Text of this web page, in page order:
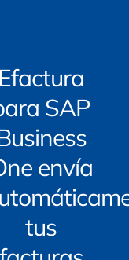
Efactura
SAP
envía
tus